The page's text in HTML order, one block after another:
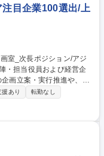
種 【大阪/
与5ヶ月/土日祝休
目企業100選出/上
画立案・実行推進や、社
長クラスを募集します。
期経営計画に基づく重
クトの企画・統括 ■経営
高度化 ■特命事項への対
援あり
転勤なし